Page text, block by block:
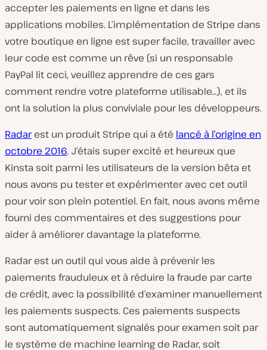
accepter les paiements en ligne et dans les
applications mobiles. L’implémentation de Stripe dans
votre boutique en ligne est super facile, travailler avec
leur code est comme un rêve (si un responsable
PayPal lit ceci, veuillez apprendre de ces gars
comment rendre votre plateforme utilisable…), et ils
ont la solution la plus conviviale pour les développeurs.
Radarest un produit Stripe qui a été lancé à l’origine en
octobre 2016. J’étais super excité et heureux que
Kinsta soit parmi les utilisateurs de la version bêta et
nous avons pu tester et expérimenter avec cet outil
pour voir son plein potentiel. En fait, nous avons même
fourni des commentaires et des suggestions pour
aider à améliorer davantage la plateforme.
Radar est un outil qui vous aide à prévenir les
paiements frauduleux et à réduire la fraude par carte
de crédit, avec la possibilité d’examiner manuellement
les paiements suspects. Ces paiements suspects
sont automatiquement signalés pour examen soit par
le système de machine learning de Radar, soit